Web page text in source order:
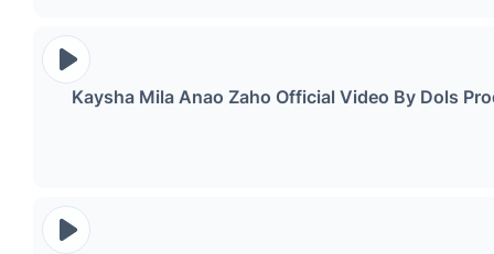
Kaysha Mila Anao Zaho Official Video By Dols